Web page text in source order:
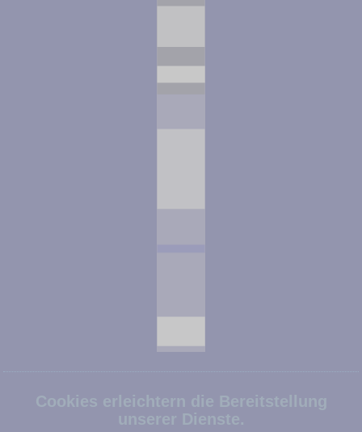
Cookies erleichtern die Bereitstellung
unserer Dienste.